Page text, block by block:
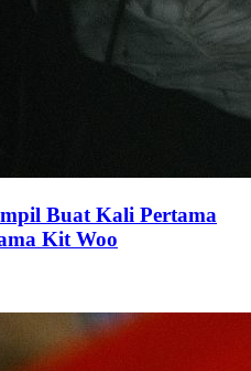
Buat Kali Pertama
Kit Woo